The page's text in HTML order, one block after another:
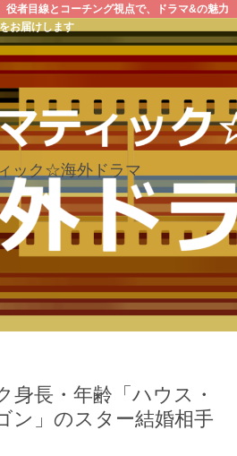
役者目線とコーチング視点で、ドラマ&の魅力
をお届けします
ック☆海外ドラマ
身長・年齢「ハウス・
ン」のスター結婚相手